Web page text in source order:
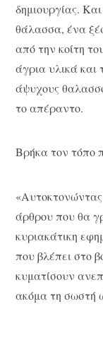
δημιουργίας.
θάλασσα, ένα
από την κοίτη
άγρια υλικά
άψυχους
το απέραντο.
Βρήκα τον τόπο
«Αυτοκτονώντας
άρθρου που θα
κυριακάτικη
που βλέπει στο
κυματίσουν
ακόμα τη σωστή